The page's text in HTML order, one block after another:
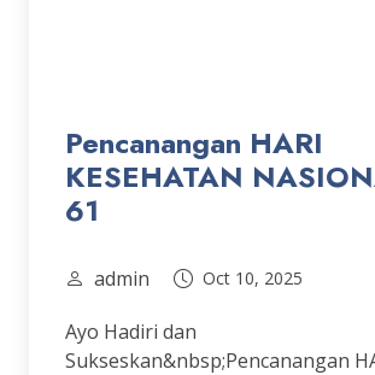
Pencanangan HARI
KESEHATAN
61
admin Oct 10, 2025
Ayo Hadiri dan
Sukseskan&nbsp;Pencanangan